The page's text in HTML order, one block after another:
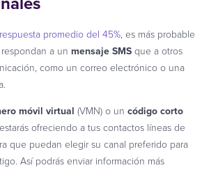
promedio del 45%, es más probable
a un mensaje SMSque a otros
como un correo electrónico o una
móvil virtual (VMN) o un código corto
ofreciendo a tus contactos líneas de
que puedan elegir su canal preferido para
Así podrás enviar información más